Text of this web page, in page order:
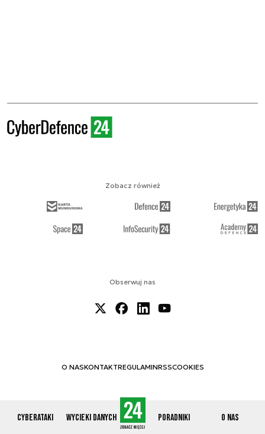
Cyberataki Wycieki danych Poradniki O nas
Obserwuj nas
O NASKONTAKTREGULAMINRSSCOOKIES
Zobacz również
© 2012-2026 CYBERDEFENCE24